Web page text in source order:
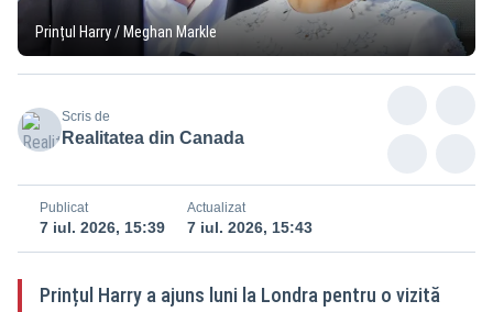
Prințul Harry / Meghan Markle
Scris de
Realitatea din Canada
Publicat
7 iul. 2026, 15:39
Actualizat
7 iul. 2026, 15:43
Prințul Harry a ajuns luni la Londra pentru o vizită